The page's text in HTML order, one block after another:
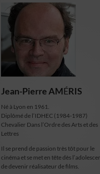
Jean-Pierre AMÉRIS
Né à Lyon en 1961.
Diplômé de l’IDHEC (1984-1987)
Chevalier Dans l’Ordre des Arts et des
Lettres
Il se prend de passion très tôt pour le
cinéma et se met en tête dès
de devenir réalisateur de films.